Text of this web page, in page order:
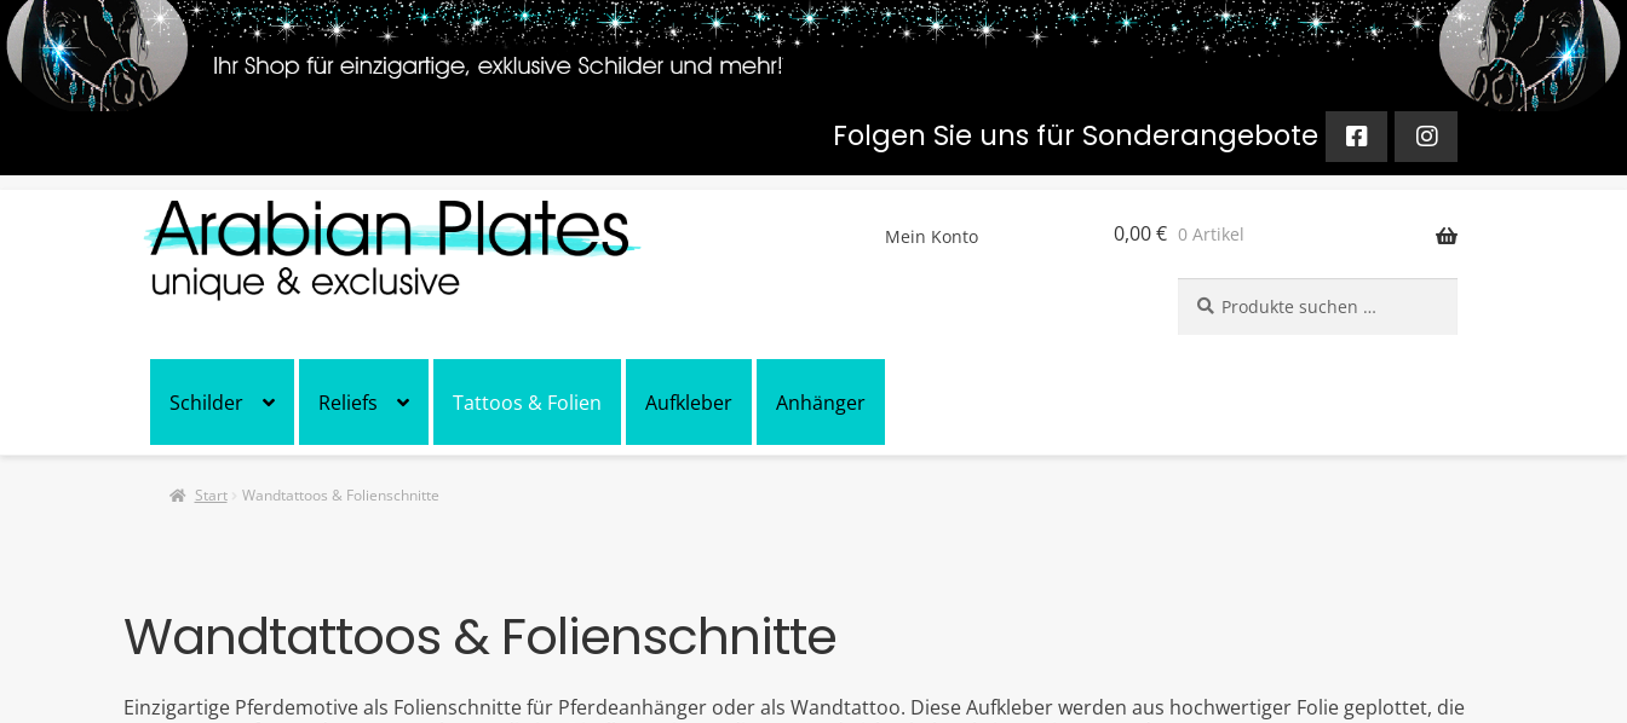
Folgen Sie uns für Sonderangebote
Zur
Navigation
springen
Zum
Inhalt
springen
Mein Konto 0,00€ 0 Artikel
nach:
Suchen
Schilder Reliefs Tattoos & Folien Aufkleber Anhänger
Start Wandtattoos & Folienschnitte
Wandtattoos & Folienschnitte
Einzigartige Pferdemotive als Folienschnitte für Pferdeanhänger oder als Wandtattoo. Diese Aufkleber werden aus hochwertiger Folie geplottet, die